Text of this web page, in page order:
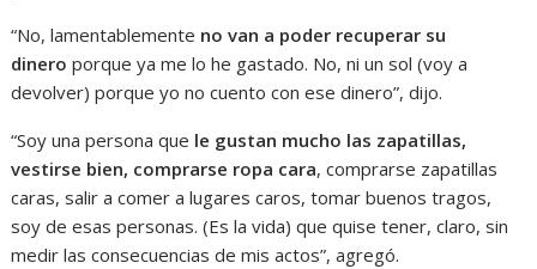
“No, lamentablemente no van a poder recuperar su
dinero porque ya me lo he gastado. No, ni un sol (voy a
devolver) porque yo no cuento con ese dinero”, dijo.
“Soy una persona que le gustan mucho las zapatillas,
vestirse bien, comprarse ropa cara, comprarse zapatillas
caras, salir a comer a lugares caros, tomar buenos tragos,
soy de esas personas. (Es la vida) que quise tener, claro, sin
medir las consecuencias de mis actos”, agregó.